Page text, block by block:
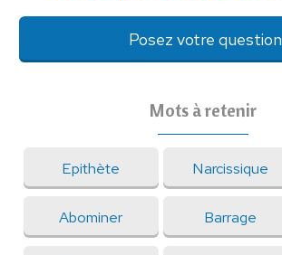
Posez votre question
Mots à retenir
Epithète Narcissique
Abominer Barrage